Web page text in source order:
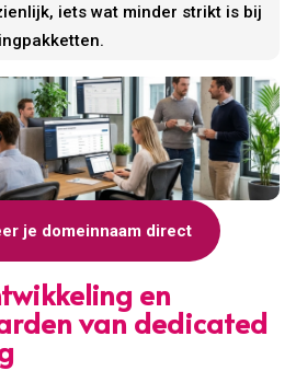
iets wat minder strikt is bij
je domeinnaam direct
en
van dedicated